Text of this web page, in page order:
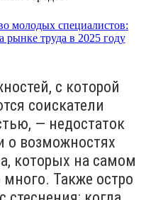
с которой
соискатели
— недостаток
о возможностях
которых на самом
Также остро